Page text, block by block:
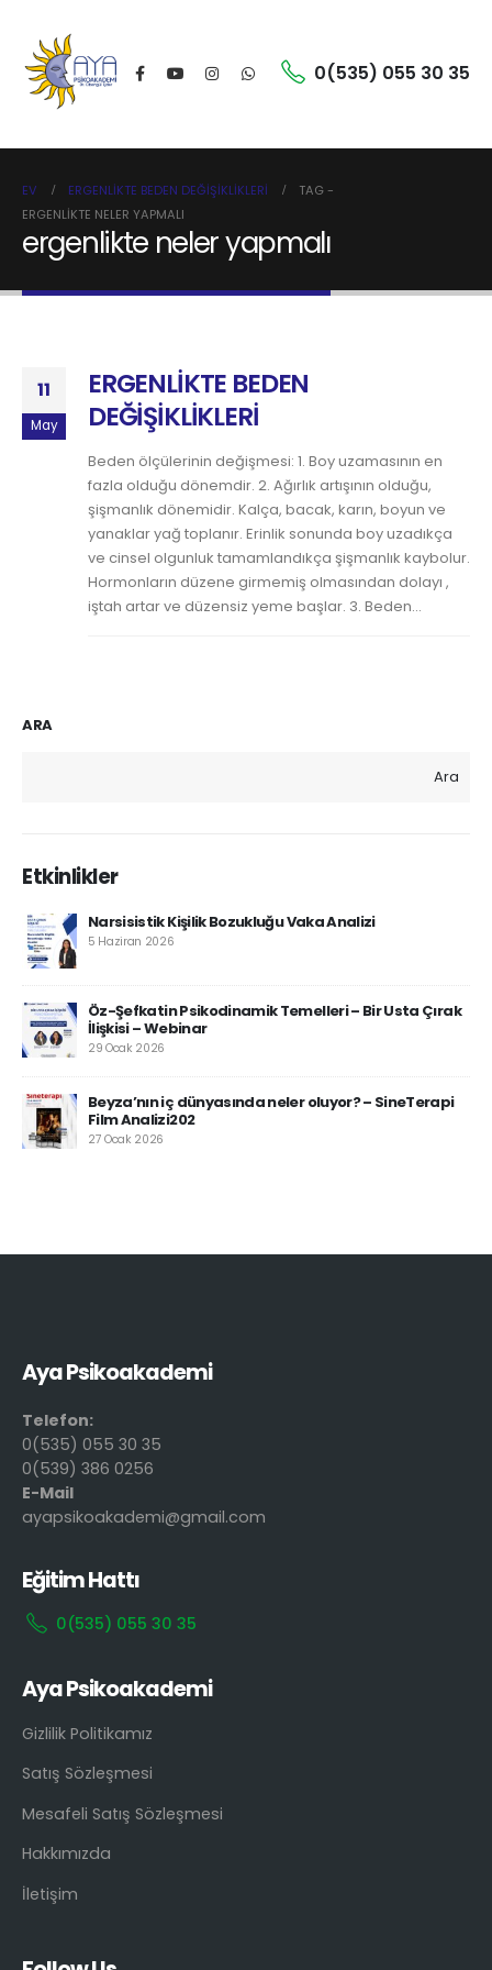
0(535) 055 30 35
EV ERGENLİKTE BEDEN DEĞİŞİKLİKLERİ
TAG -
ERGENLIKTE NELER YAPMALI
ergenlikte neler yapmalı
11
May
ERGENLİKTE BEDEN
DEĞİŞİKLİKLERİ
Beden ölçülerinin değişmesi: 1. Boy uzamasının en
fazla olduğu dönemdir. 2. Ağırlık artışının olduğu,
şişmanlık dönemidir. Kalça, bacak, karın, boyun ve
yanaklar yağ toplanır. Erinlik sonunda boy uzadıkça
ve cinsel olgunluk tamamlandıkça şişmanlık kaybolur.
Hormonların düzene girmemiş olmasından dolayı ,
iştah artar ve düzensiz yeme başlar. 3. Beden...
ARA
Ara
Etkinlikler
Narsisistik Kişilik Bozukluğu Vaka Analizi
5 Haziran 2026
Öz-Şefkatin Psikodinamik Temelleri – Bir Usta Çırak
İlişkisi – Webinar
29 Ocak 2026
Beyza’nın iç dünyasında neler oluyor? – SineTerapi
Film Analizi202
27 Ocak 2026
Aya Psikoakademi
Telefon:
0(535) 055 30 35
0(539) 386 0256
E-Mail
ayapsikoakademi@gmail.com
Eğitim Hattı
0(535) 055 30 35
Aya Psikoakademi
Gizlilik Politikamız
Satış Sözleşmesi
Mesafeli Satış Sözleşmesi
Hakkımızda
İletişim